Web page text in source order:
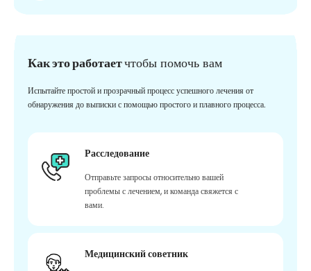
Как это работаетчтобы помочь вам
Испытайте простой и прозрачный процесс успешного лечения от
обнаружения до выписки с помощью простого и плавного процесса.
Расследование
Отправьте запросы относительно вашей
проблемы с лечением, и команда свяжется с
вами.
Медицинский советник